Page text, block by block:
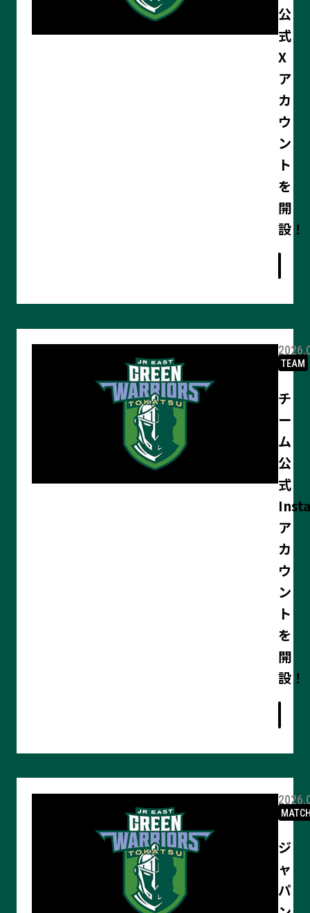
公
式
X
ア
カ
ウ
ン
ト
を
開
設！
記
事
る
TEAM
チ
ー
ム
公
式
ア
カ
ウ
ン
ト
を
開
設！
記
事
る
ジ
ャ
パ